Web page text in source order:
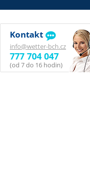
Kontakt
info@wetter-bch.cz
777 704 047
(od 7 do 16 hodin)